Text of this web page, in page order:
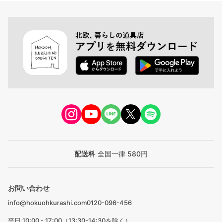
配送料 全国一律 580円
お問い合わせ
info@hokuohkurashi.com0120-096-456
平日 10:00 - 17:00（13:30-14:30を除く）